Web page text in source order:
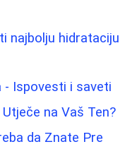
najbolju hidrataciju
- Ispovesti i saveti
na Vaš Ten?
da Znate Pre